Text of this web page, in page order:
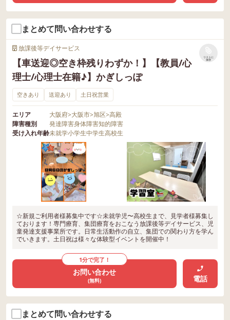
まとめて問い合わせする
放課後等デイサービス
【車送迎◎空き枠残りわずか！】【教員/心
理士/心理士在籍♪】かぎしっぽ
リストに
保存
空きあり 送迎あり 土日祝営業
エリア 大阪府>大阪市>旭区>高殿
障害種別
発達障害身体障害知的障害
受け入れ年齢未就学小学生中学生高校生
☆新規ご利用者様募集中です☆未就学児〜高校生まで、見学者様募集し
ております！専門療育、集団療育をおこなう放課後等デイサービス、児
童発達支援事業所です。日常生活動作の自立、集団での関わり方を学ん
でいきます。土日祝は様々な体験型イベントを開催中！
1分で完了！
お問い合わせ
(無料) 電話
まとめて問い合わせする